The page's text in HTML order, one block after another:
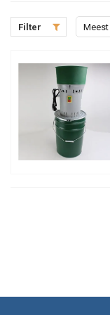
Filter
Meest